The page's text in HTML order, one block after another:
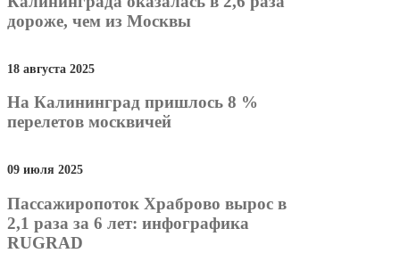
дороже, чем из Москвы
18 августа 2025
На Калининград пришлось 8 %
перелетов москвичей
09 июля 2025
Пассажиропоток Храброво вырос в
2,1 раза за 6 лет: инфографика
RUGRAD